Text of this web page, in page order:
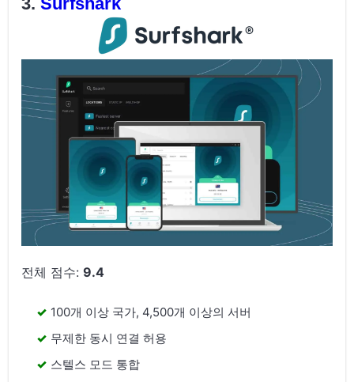
전체 점수:9.4
100개 이상 국가, 4,500개 이상의 서버
무제한 동시 연결 허용
스텔스 모드 통합